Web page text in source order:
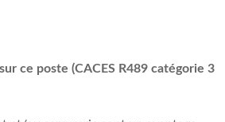
ce poste (CACES R489 catégorie 3